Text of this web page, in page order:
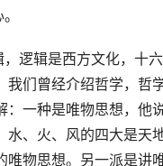
逻辑是西方文化，十
们曾经介绍哲学，哲
一种是唯物思想，他
、火、风的四大是天
物思想。另一派是讲